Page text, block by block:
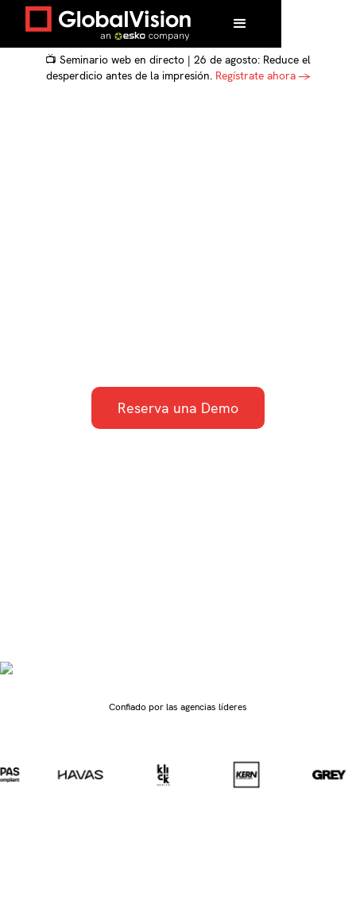
📺 Seminario web en directo | 26 de agosto: Reduce el
desperdicio antes de la impresión. Regístrate ahora →
Reserva una Demo
Confiado por las agencias líderes